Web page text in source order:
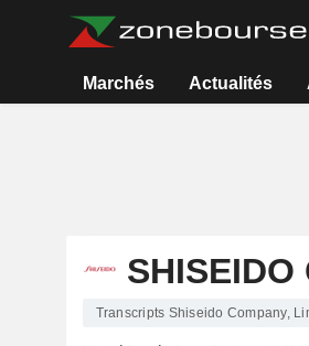
Marchés Actualités
SHISEIDO
Transcripts Shiseido Company,